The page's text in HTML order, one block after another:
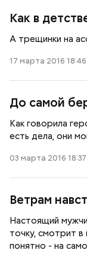
Как в
А трещинки на
17 марта 2016 18:46
До самой
Как говорила
есть дела, они
03 марта 2016 18:37
Ветрам
Настоящий
точку, смотрит в
понятно - на